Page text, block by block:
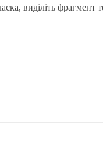
виділіть фрагмент